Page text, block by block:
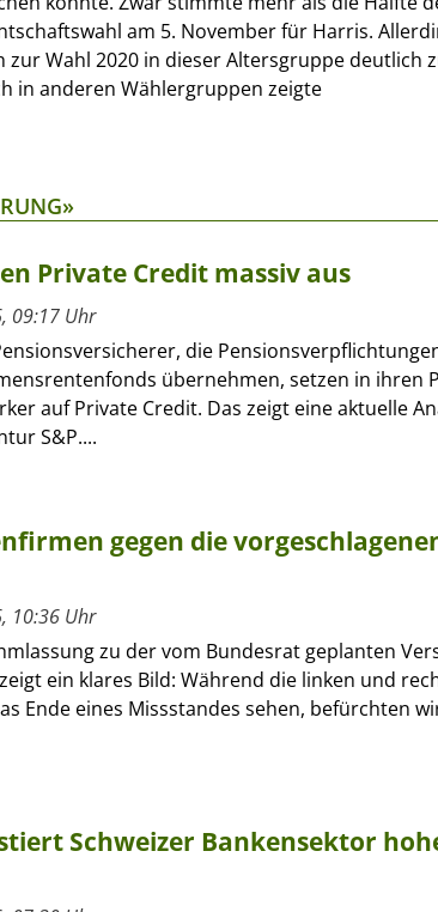
am 5. November für Harris.
zur Wahl 2020 in dieser Altersgruppe deutlich
in anderen Wählergruppen zeigte
Private Credit massiv aus
09:17 Uhr
die
übernehmen, setzen in ihren
auf Private Credit. Das zeigt eine aktuelle
S&P....
gegen die
10:36 Uhr
zu der vom Bundesrat geplanten
ein klares Bild: Während die linken und
Ende eines Missstandes sehen, befürchten
Schweizer Bankensektor